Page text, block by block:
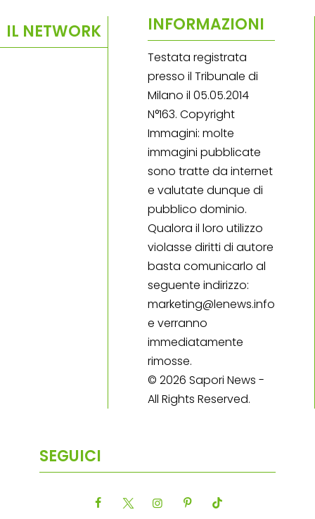
IL NETWORK INFORMAZIONI
Testata registrata
presso il Tribunale di
Milano il 05.05.2014
N°163. Copyright
Immagini: molte
immagini pubblicate
sono tratte da internet
e valutate dunque di
pubblico dominio.
Qualora il loro utilizzo
violasse diritti di autore
basta comunicarlo al
seguente indirizzo:
marketing@lenews.info
e verranno
immediatamente
rimosse.
© 2026 Sapori News -
All Rights Reserved.
SEGUICI